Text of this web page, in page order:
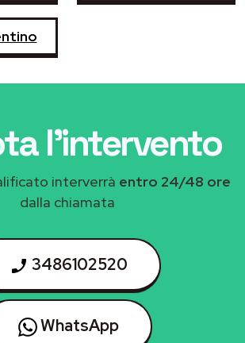
l'intervento
interverrà entro 24/48 ore
dalla chiamata
3486102520
WhatsApp